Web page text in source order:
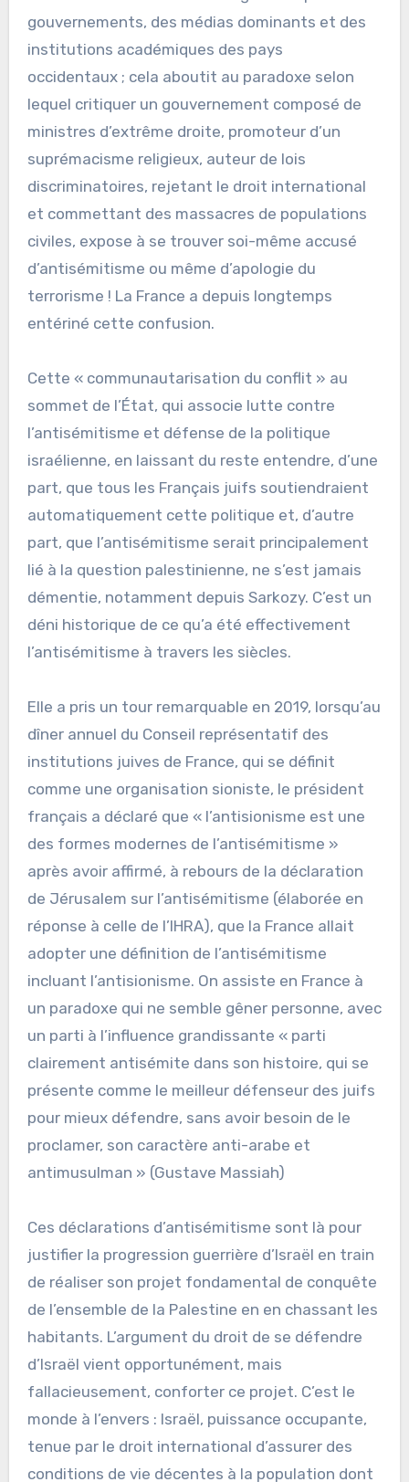
gouvernements, des médias dominants et des
institutions académiques des pays
occidentaux ; cela aboutit au paradoxe selon
lequel critiquer un gouvernement composé de
ministres d’extrême droite, promoteur d’un
suprémacisme religieux, auteur de lois
discriminatoires, rejetant le droit international
et commettant des massacres de populations
civiles, expose à se trouver soi-même accusé
d’antisémitisme ou même d’apologie du
terrorisme ! La France a depuis longtemps
entériné cette confusion.
Cette « communautarisation du conflit » au
sommet de l’État, qui associe lutte contre
l’antisémitisme et défense de la politique
israélienne, en laissant du reste entendre, d’une
part, que tous les Français juifs soutiendraient
automatiquement cette politique et, d’autre
part, que l’antisémitisme serait principalement
lié à la question palestinienne, ne s’est jamais
démentie, notamment depuis Sarkozy. C’est un
déni historique de ce qu’a été effectivement
l’antisémitisme à travers les siècles.
Elle a pris un tour remarquable en 2019, lorsqu’au
dîner annuel du Conseil représentatif des
institutions juives de France, qui se définit
comme une organisation sioniste, le président
français a déclaré que « l’antisionisme est une
des formes modernes de l’antisémitisme »
après avoir affirmé, à rebours de la déclaration
de Jérusalem sur l’antisémitisme (élaborée en
réponse à celle de l’IHRA), que la France allait
adopter une définition de l’antisémitisme
incluant l’antisionisme. On assiste en France à
un paradoxe qui ne semble gêner personne, avec
un parti à l’influence grandissante « parti
clairement antisémite dans son histoire, qui se
présente comme le meilleur défenseur des juifs
pour mieux défendre, sans avoir besoin de le
proclamer, son caractère anti-arabe et
antimusulman » (Gustave Massiah)
Ces déclarations d’antisémitisme sont là pour
justifier la progression guerrière d’Israël en train
de réaliser son projet fondamental de conquête
de l’ensemble de la Palestine en en chassant les
habitants. L’argument du droit de se défendre
d’Israël vient opportunément, mais
fallacieusement, conforter ce projet. C’est le
monde à l’envers : Israël, puissance occupante,
tenue par le droit international d’assurer des
conditions de vie décentes à la population dont